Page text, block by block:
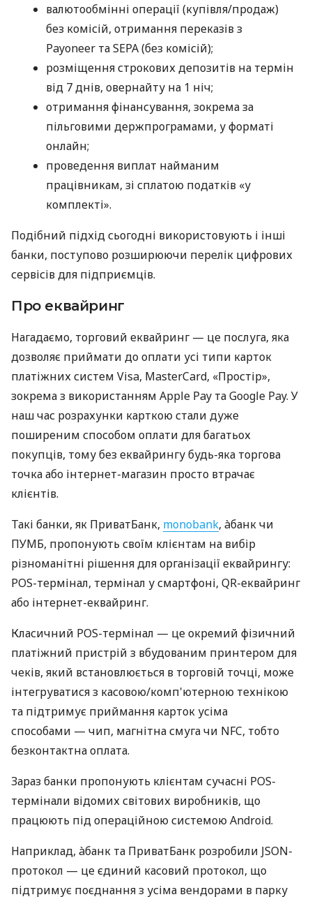
валютообмінні операції (купівля/продаж)
без комісій, отримання переказів з
Payoneer та SEPA (без комісій);
розміщення строкових депозитів на термін
від 7 днів, овернайту на 1 ніч;
отримання фінансування, зокрема за
пільговими держпрограмами, у форматі
онлайн;
проведення виплат найманим
працівникам, зі сплатою податків «у
комплекті».
Подібний підхід сьогодні використовують і інші
банки, поступово розширюючи перелік цифрових
сервісів для підприємців.
Про еквайринг
Нагадаємо, торговий еквайринг — це послуга, яка
дозволяє приймати до оплати усі типи карток
платіжних систем Visa, MasterCard, «Простір»,
зокрема з використанням Apple Pay та Google Pay. У
наш час розрахунки карткою стали дуже
поширеним способом оплати для багатьох
покупців, тому без еквайрингу будь-яка торгова
точка або інтернет-магазин просто втрачає
клієнтів.
Такі банки, як ПриватБанк, monobank, àбанк чи
ПУМБ, пропонують своїм клієнтам на вибір
різноманітні рішення для організації еквайрингу:
POS-термінал, термінал у смартфоні, QR-еквайринг
або інтернет-еквайринг.
Класичний POS-термінал — це окремий фізичний
платіжний пристрій з вбудованим принтером для
чеків, який встановлюється в торговій точці, може
інтегруватися з касовою/комп'ютерною технікою
та підтримує приймання карток усіма
способами — чип, магнітна смуга чи NFC, тобто
безконтактна оплата.
Зараз банки пропонують клієнтам сучасні POS-
термінали відомих світових виробників, що
працюють під операційною системою Android.
Наприклад, àбанк та ПриватБанк розробили JSON-
протокол — це єдиний касовий протокол, що
підтримує поєднання з усіма вендорами в парку